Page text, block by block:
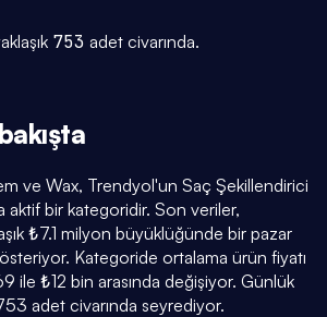
753 adet civarında.
ve Wax, Trendyol'un Saç Şekillendirici
aktif bir kategoridir. Son veriler,
₺7.1 milyon büyüklüğünde bir pazar
Kategoride ortalama ürün fiyatı
ile ₺12 bin arasında değişiyor. Günlük
adet civarında seyrediyor.